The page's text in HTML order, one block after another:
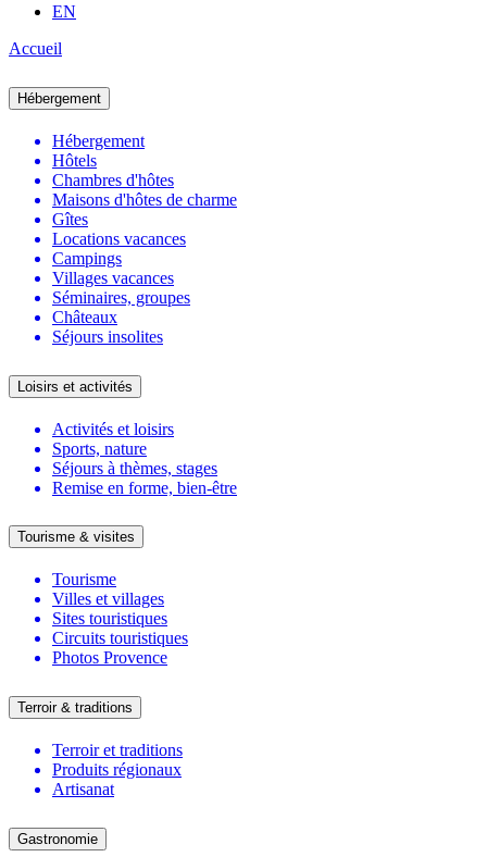
EN
Accueil
Hébergement
Hébergement
Hôtels
Chambres d'hôtes
Maisons d'hôtes de charme
Gîtes
Locations vacances
Campings
Villages vacances
Séminaires, groupes
Châteaux
Séjours insolites
Loisirs et activités
Activités et loisirs
Sports, nature
Séjours à thèmes, stages
Remise en forme, bien-être
Tourisme & visites
Tourisme
Villes et villages
Sites touristiques
Circuits touristiques
Photos Provence
Terroir & traditions
Terroir et traditions
Produits régionaux
Artisanat
Gastronomie